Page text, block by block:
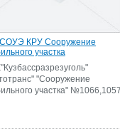
КРУ Сооружение
участка
"Сооружение
участка" №1066,1057